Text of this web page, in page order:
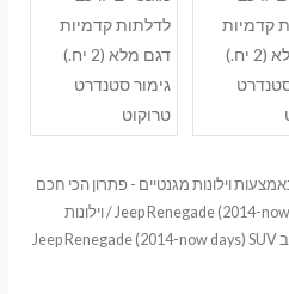
וילונות מגנטיים - פתרון הכי חכם
Jeep Renegade (2014- / וילונות
השחרה מגנטיים גימור סטנדרט לרכב Jeep Renegade (2014-now days) SUV